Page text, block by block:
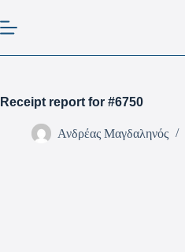
Receipt report for #6750
Ανδρέας Μαγδαληνός